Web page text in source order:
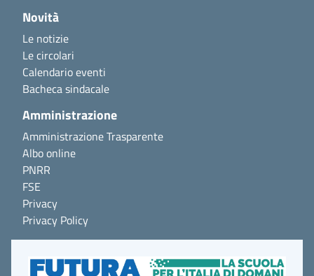
Novità
Le notizie
Le circolari
Calendario eventi
Bacheca sindacale
Amministrazione
Amministrazione Trasparente
Albo online
PNRR
FSE
Privacy
Privacy Policy